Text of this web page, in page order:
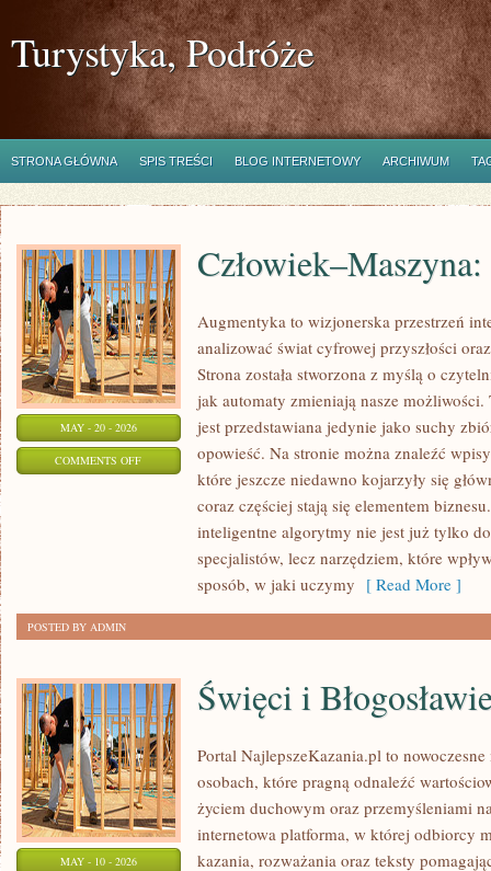
Turystyka, Podróże
STRONA GŁÓWNA SPIS TREŚCI BLOG INTERNETOWY ARCHIWUM
MAY - 20 - 2026
COMMENTS OFFON
CZŁOWIEK–
MASZYNA:
SYMBIOZA
Augmentyka to wizjonerska przestrzeń
analizować świat cyfrowej przyszłości
Strona została stworzona z myślą o
jak automaty zmieniają nasze
jest przedstawiana jedynie jako suchy
opowieść. Na stronie można znaleźć
które jeszcze niedawno kojarzyły się
coraz częściej stają się elementem
inteligentne algorytmy nie jest już tylko
specjalistów, lecz narzędziem, które
sposób, w jaki uczymy [ Read More ]
POSTED BY ADMIN
MAY - 10 - 2026
Święci i
Portal NajlepszeKazania.pl to
osobach, które pragną odnaleźć
życiem duchowym oraz przemyśleniami
internetowa platforma, w której odbiorcy
kazania, rozważania oraz teksty